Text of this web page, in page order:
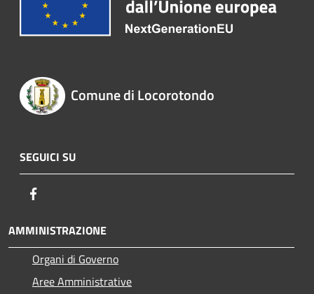
Comune di Locorotondo
SEGUICI SU
AMMINISTRAZIONE
Organi di Governo
Aree Amministrative